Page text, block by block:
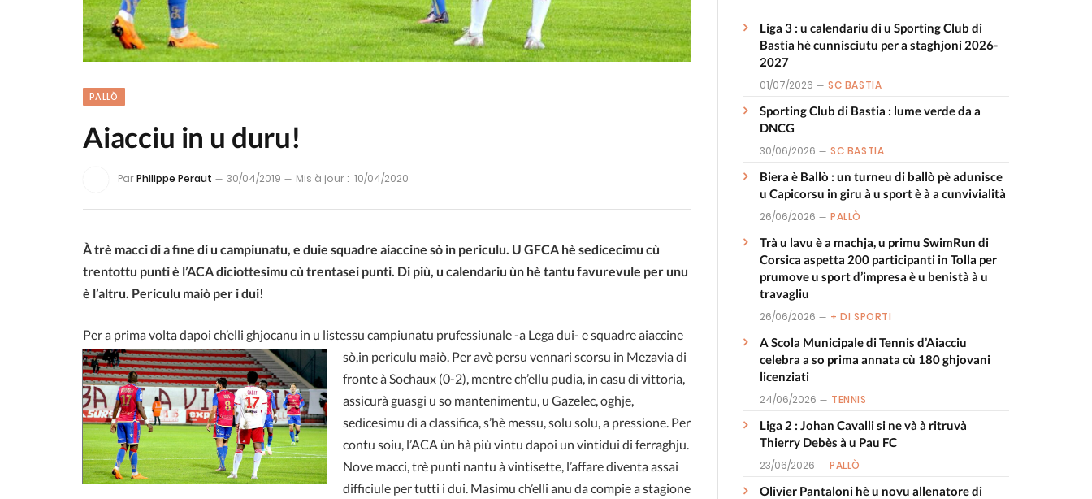
PALLÒ
Aiacciu in u duru!
ParPhilippe Peraut 30/04/2019 Mis à jour : 10/04/2020
À trè macci di a fine di u campiunatu, e duie squadre aiaccine sò in periculu. U GFCA hè sedicecimu cù
trentottu punti è l’ACA diciottesimu cù trentasei punti. Di più, u calendariu ùn hè tantu favurevule per unu
è l’altru. Periculu maiò per i dui!
Per a prima volta dapoi ch’elli ghjocanu in u listessu campiunatu prufessiunale -a Lega dui- e squadre aiaccine
sò,in periculu maiò. Per avè persu vennari scorsu in Mezavia di
fronte à Sochaux (0-2), mentre ch’ellu pudia, in casu di vittoria,
assicurà guasgi u so mantenimentu, u Gazelec, oghje,
sedicesimu di a classifica, s’hè messu, solu solu, a pressione. Per
contu soiu, l’ACA ùn hà più vintu dapoi un vintidui di ferraghju.
Nove macci, trè punti nantu à vintisette, l’affare diventa assai
difficiule per tutti i dui. Masimu ch’elli anu da compie a stagione
Liga 3 : u calendariu di u Sporting Club di
Bastia hè cunnisciutu per a staghjoni 2026-
2027
01/07/2026 SC BASTIA
Sporting Club di Bastia : lume verde da a
DNCG
30/06/2026 SC BASTIA
Biera è Ballò : un turneu di ballò pè adunisce
u Capicorsu in giru à u sport è à a cunvivialità
26/06/2026 PALLÒ
Trà u lavu è a machja, u primu SwimRun di
Corsica aspetta 200 participanti in Tolla per
prumove u sport d’impresa è u benistà à u
travagliu
26/06/2026 + DI SPORTI
A Scola Municipale di Tennis d’Aiacciu
celebra a so prima annata cù 180 ghjovani
licenziati
24/06/2026 TENNIS
Liga 2 : Johan Cavalli si ne và à ritruvà
Thierry Debès à u Pau FC
23/06/2026 PALLÒ
Olivier Pantaloni hè u novu allenatore di